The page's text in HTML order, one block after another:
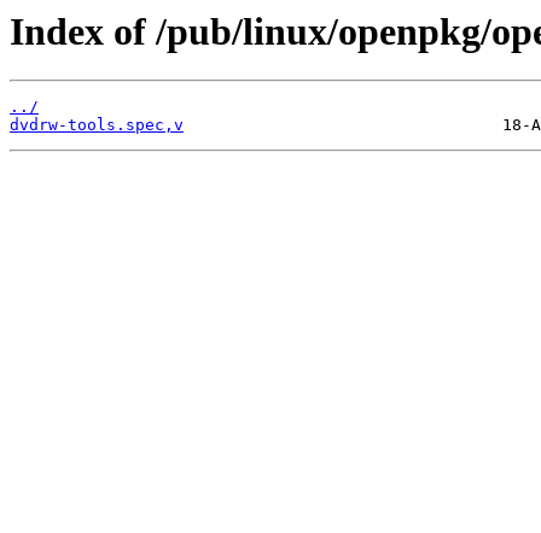
Index of /pub/linux/openpkg/
../
dvdrw-tools.spec,v